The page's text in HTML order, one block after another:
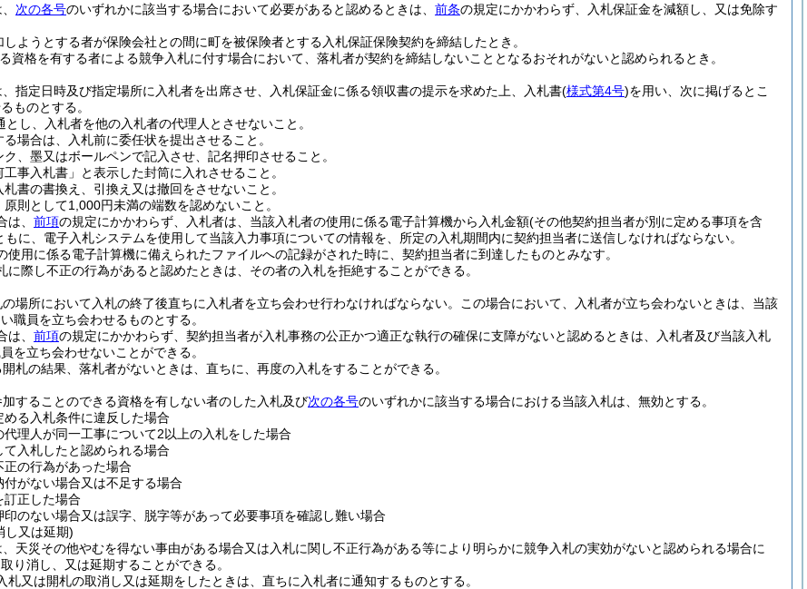
次の各号のいずれかに該当する場合において必要があると認めるときは、 前条の規定にかかわらず、入札保証金を減額し、又は免除す
ようとする者が保険会社との間に町を被保険者とする入札保証保険契約を締結したとき。
資格を有する者による競争入札に付す場合において、落札者が契約を締結しないこととなるおそれがないと認められるとき。
指定日時及び指定場所に入札者を出席させ、入札保証金に係る領収書の提示を求めた上、入札書(様式第4号)を用い、次に掲げるとこ
ものとする。
とし、入札者を他の入札者の代理人とさせないこと。
場合は、入札前に委任状を提出させること。
ク、墨又はボールペンで記入させ、記名押印させること。
工事入札書」と表示した封筒に入れさせること。
書の書換え、引換え又は撤回をさせないこと。
原則として1,000円未満の端数を認めないこと。
、 前項の規定にかかわらず、入札者は、当該入札者の使用に係る電子計算機から入札金額(その他契約担当者が別に定める事項を含
もに、電子入札システムを使用して当該入力事項についての情報を、所定の入札期間内に契約担当者に送信しなければならない。
使用に係る電子計算機に備えられたファイルへの記録がされた時に、契約担当者に到達したものとみなす。
に際し不正の行為があると認めたときは、その者の入札を拒絶することができる。
場所において入札の終了後直ちに入札者を立ち会わせ行わなければならない。
この場合において、入札者が立ち会わないときは、当該
職員を立ち会わせるものとする。
、 前項の規定にかかわらず、契約担当者が入札事務の公正かつ適正な執行の確保に支障がないと認めるときは、入札者及び当該入札
を立ち会わせないことができる。
札の結果、落札者がないときは、直ちに、再度の入札をすることができる。
することのできる資格を有しない者のした入札及び次の各号のいずれかに該当する場合における当該入札は、無効とする。
める入札条件に違反した場合
代理人が同一工事について2以上の入札をした場合
て入札したと認められる場合
正の行為があった場合
付がない場合又は不足する場合
訂正した場合
印のない場合又は誤字、脱字等があって必要事項を確認し難い場合
し又は延期)
天災その他やむを得ない事由がある場合又は入札に関し不正行為がある等により明らかに競争入札の実効がないと認められる場合に
り消し、又は延期することができる。
札又は開札の取消し又は延期をしたときは、直ちに入札者に通知するものとする。